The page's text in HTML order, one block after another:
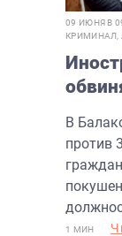
09 ИЮНЯ В
КРИМИНАЛ
В
против
1 МИН